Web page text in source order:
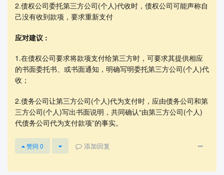
2.债权公司委托第三方公司(个人)代收时，债权公司可能声称自
己没有收到款项，要求重新支付
应对建议 :
1.在债权公司要求将款项支付给第三方时，可要求其提供相应
的书面委托书、或书面通知，明确写明委托第三方公司(个人)代
收；
2.债务公司让第三方公司(个人)代为支付时，应由债务公司和第
三方公司(个人)写出书面说明，共同确认“由第三方公司(个人)
代债务公司代为支付款项”的事实。
赞同 0 添加回复